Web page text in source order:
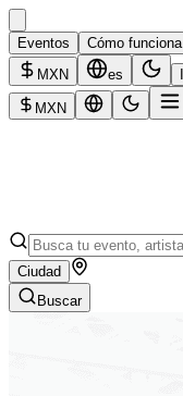
Eventos Cómo funciona
MXN
es
MXN
Ciudad
Buscar